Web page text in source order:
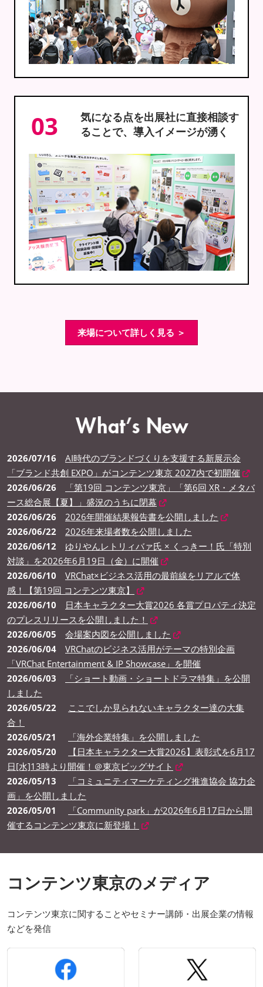
03
気になる点を出展社に直接相談す
ることで、導入イメージが湧く
来場について詳しく見る ＞
2026/07/16 AI時代のブランドづくりを支援する新展示会
「ブランド共創 EXPO」がコンテンツ東京 2027内で初開催
2026/06/26
「第19回 コンテンツ東京」「第6回 XR・メタバ
ース総合展【夏】」盛況のうちに閉幕
2026/06/26
2026年開催結果報告書を公開しました
2026/06/22
2026年来場者数を公開しました
2026/06/12 ゆりやんレトリィバァ氏 × くっきー！氏「特別
対談」を2026年6月19日（金）に開催
2026/06/10 VRChat×ビジネス活用の最前線をリアルで体
感！【第19回 コンテンツ東京】
2026/06/10 日本キャラクター大賞2026 各賞プロパティ決定
のプレスリリースを公開しました！
2026/06/05
会場案内図を公開しました
2026/06/04 VRChatのビジネス活用がテーマの特別企画
「VRChat Entertainment & IP Showcase」を開催
2026/06/03
「ショート動画・ショートドラマ特集」を公開
しました
2026/05/22 ここでしか見られないキャラクター達の大集
合！
2026/05/21
「海外企業特集」を公開しました
2026/05/20
【日本キャラクター大賞2026】表彰式を6月17
日[水]13時より開催！＠東京ビッグサイト
2026/05/13
「コミュニティマーケティング推進協会 協力企
画」を公開しました
2026/05/01
「Community park」が2026年6月17日から開
催するコンテンツ東京に新登場！
コンテンツ東京のメディア
コンテンツ東京に関することやセミナー講師・出展企業の情報
などを発信